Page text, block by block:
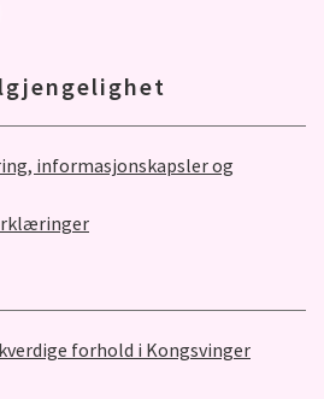
Instagram
informasjonskapsler og
forhold i Kongsvinger